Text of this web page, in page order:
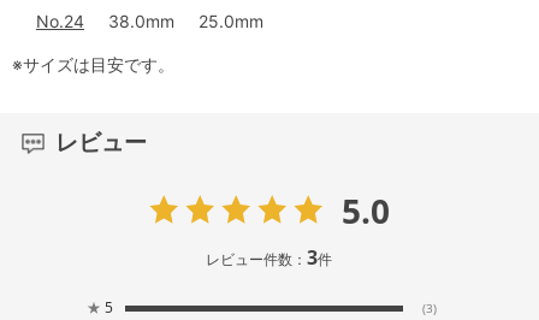
No.24
38.0mm 25.0mm
※サイズは目安です。
レビュー
5.0
レビュー件数：3件
★ 5 (3)